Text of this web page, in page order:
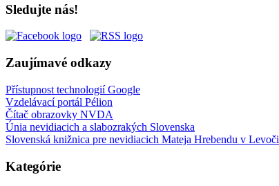
Sledujte nás!
Zaujímavé odkazy
Přístupnost technologií Google
Vzdelávací portál Pélion
Čítač obrazovky NVDA
Únia nevidiacich a slabozrakých Slovenska
Slovenská knižnica pre nevidiacich Mateja Hrebendu v Levoči
Kategórie